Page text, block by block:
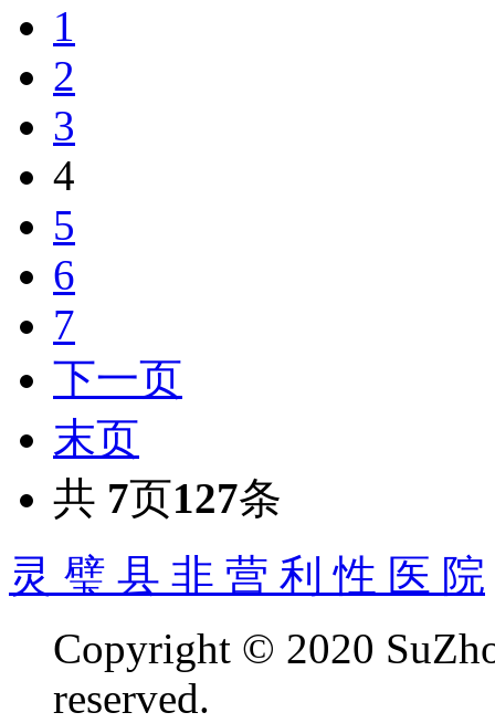
1
2
3
4
5
6
7
下一页
末页
共 7页127条
灵 璧 县 非 营 利 性 医 院
Copyright © 2020
reserved.